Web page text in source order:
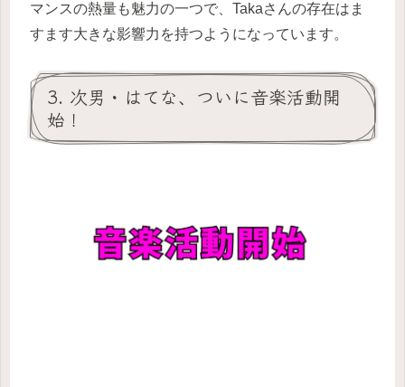
マンスの熱量も魅力の一つで、Takaさんの存在はま
すます大きな影響力を持つようになっています。
3. 次男・はてな、ついに音楽活動開
始！